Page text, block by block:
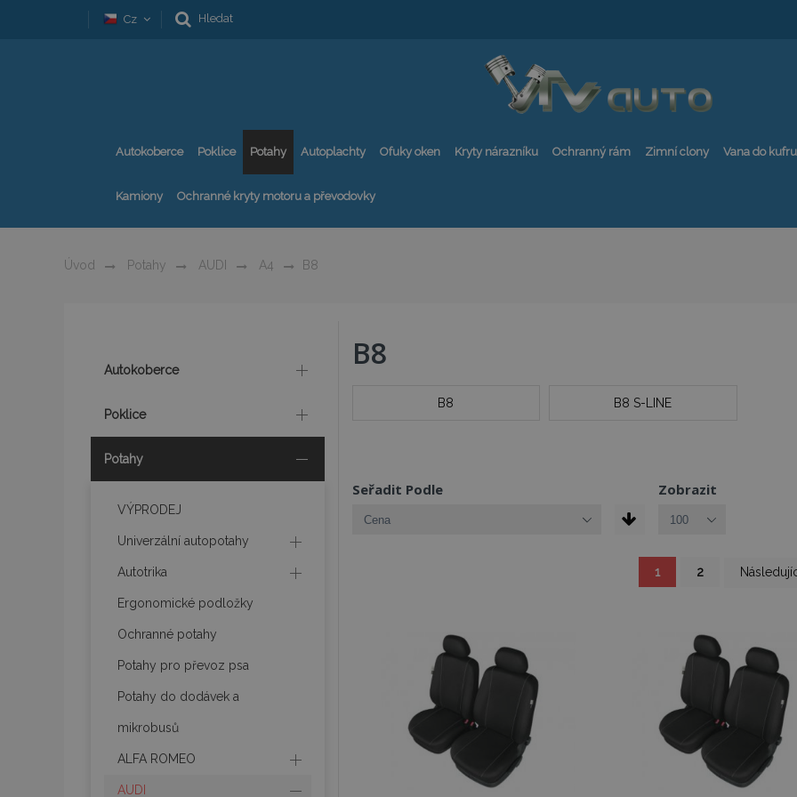
Cz Hledat
Autokoberce Poklice Potahy Autoplachty Ofuky oken Kryty nárazníku Ochranný rám Zimní clony Vana do kufru
Kamiony Ochranné kryty motoru a převodovky
Úvod Potahy AUDI A4 B8
B8
B8 B8 S-LINE
Seřadit Podle Zobrazit
1 2
Autokoberce
Poklice
Potahy
VÝPRODEJ
Univerzální autopotahy
Autotrika
Ergonomické podložky
Ochranné potahy
Potahy pro převoz psa
Potahy do dodávek a
mikrobusů
ALFA ROMEO
AUDI